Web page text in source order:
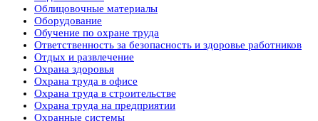
Облицовочные материалы
Оборудование
Обучение по охране труда
Ответственность за безопасность и здоровье работников
Отдых и развлечение
Охрана здоровья
Охрана труда в офисе
Охрана труда в строительстве
Охрана труда на предприятии
Охранные системы